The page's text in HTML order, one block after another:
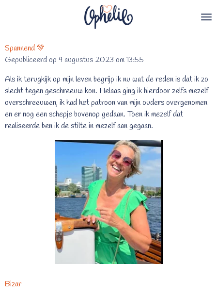
de
hoofdinhoud
Spannend 💚
Gepubliceerd op 9 augustus 2023 om 13:55
Als ik terugkijk op mijn leven begrijp ik nu wat de reden is dat ik zo
slecht tegen geschreeuw kon. Helaas ging ik hierdoor zelfs mezelf
overschreeuwen, ik had het patroon van mijn ouders overgenomen
en er nog een schepje bovenop gedaan. Toen ik mezelf dat
realiseerde ben ik de stilte in mezelf aan gegaan.
Bizar